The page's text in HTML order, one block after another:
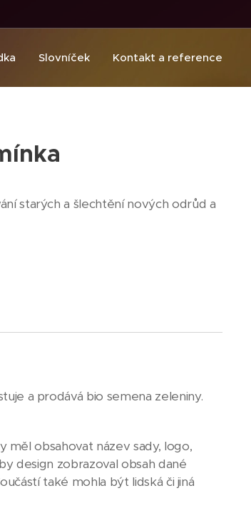
Slovníček Kontakt a reference
starých a šlechtění nových odrůd a
a prodává bio semena zeleniny.
měl obsahovat název sady, logo,
design zobrazoval obsah dané
také mohla být lidská či jiná